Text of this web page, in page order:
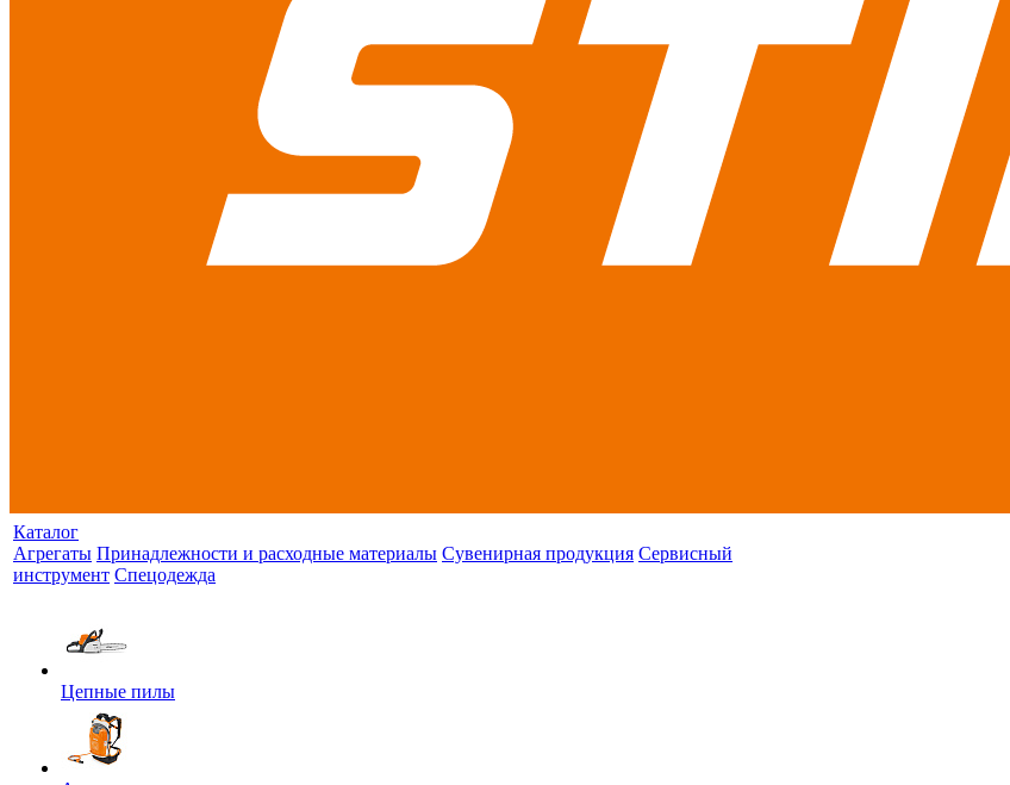
Каталог
Агрегаты Принадлежности и расходные материалы Сувенирная продукция Сервисный
инструмент Спецодежда
Цепные пилы